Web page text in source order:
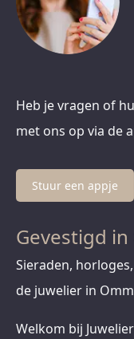
Heb je vragen of
met ons op via de
Stuur een appje
Gevestigd
Sieraden,
de juwelier in
Welkom bij